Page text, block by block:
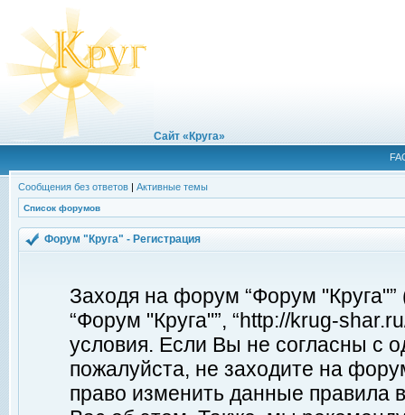
Сайт «Круга»
Сообщения без ответов | Активные темы
Список форумов
Форум "Круга" - Регистрация
Заходя на форум “Форум
“Форум "Круга"”, “http://krug-
условия. Если Вы не согласны с
пожалуйста, не заходите на
право изменить данные правила